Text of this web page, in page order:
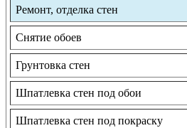
Ремонт, отделка стен
Снятие обоев
Грунтовка стен
Шпатлевка стен под обои
Шпатлевка стен под покраску